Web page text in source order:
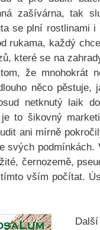
zašívárna, tak
se plní rostlinami
rukama, každý
které se na
že mnohokrát
něco pěstuje,
netknutý laik
to šikovný
ani mírně
svých
černozemě,
vším počítat.